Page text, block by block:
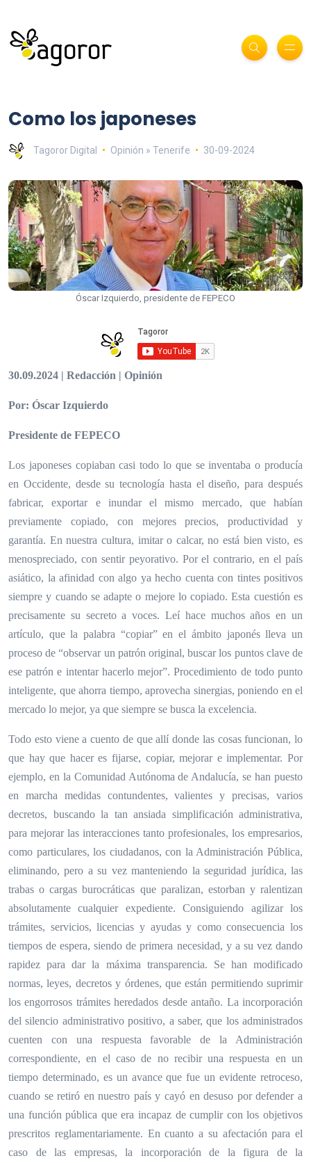
Como los japoneses
Tagoror Digital Opinión » Tenerife 30-09-2024
Óscar Izquierdo, presidente de FEPECO
30.09.2024 | Redacción | Opinión
Por: Óscar Izquierdo
Presidente de FEPECO
Los japoneses copiaban casi todo lo que se inventaba o producía
en Occidente, desde su tecnología hasta el diseño, para después
fabricar, exportar e inundar el mismo mercado, que habían
previamente copiado, con mejores precios, productividad y
garantía. En nuestra cultura, imitar o calcar, no está bien visto, es
menospreciado, con sentir peyorativo. Por el contrario, en el país
asiático, la afinidad con algo ya hecho cuenta con tintes positivos
siempre y cuando se adapte o mejore lo copiado. Esta cuestión es
precisamente su secreto a voces. Leí hace muchos años en un
artículo, que la palabra “copiar” en el ámbito japonés lleva un
proceso de “observar un patrón original, buscar los puntos clave de
ese patrón e intentar hacerlo mejor”. Procedimiento de todo punto
inteligente, que ahorra tiempo, aprovecha sinergias, poniendo en el
mercado lo mejor, ya que siempre se busca la excelencia.
Todo esto viene a cuento de que allí donde las cosas funcionan, lo
que hay que hacer es fijarse, copiar, mejorar e implementar. Por
ejemplo, en la Comunidad Autónoma de Andalucía, se han puesto
en marcha medidas contundentes, valientes y precisas, varios
decretos, buscando la tan ansiada simplificación administrativa,
para mejorar las interacciones tanto profesionales, los empresarios,
como particulares, los ciudadanos, con la Administración Pública,
eliminando, pero a su vez manteniendo la seguridad jurídica, las
trabas o cargas burocráticas que paralizan, estorban y ralentizan
absolutamente cualquier expediente. Consiguiendo agilizar los
trámites, servicios, licencias y ayudas y como consecuencia los
tiempos de espera, siendo de primera necesidad, y a su vez dando
rapidez para dar la máxima transparencia. Se han modificado
normas, leyes, decretos y órdenes, que están permitiendo suprimir
los engorrosos trámites heredados desde antaño. La incorporación
del silencio administrativo positivo, a saber, que los administrados
cuenten con una respuesta favorable de la Administración
correspondiente, en el caso de no recibir una respuesta en un
tiempo determinado, es un avance que fue un evidente retroceso,
cuando se retiró en nuestro país y cayó en desuso por defender a
una función pública que era incapaz de cumplir con los objetivos
prescritos reglamentariamente. En cuanto a su afectación para el
caso de las empresas, la incorporación de la figura de la